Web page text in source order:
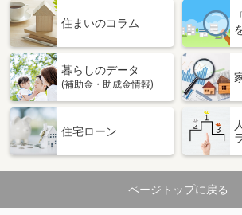
住まいのコラム
暮らしのデータ
(補助金・助成金情報)
住宅ローン
ページトップに戻る